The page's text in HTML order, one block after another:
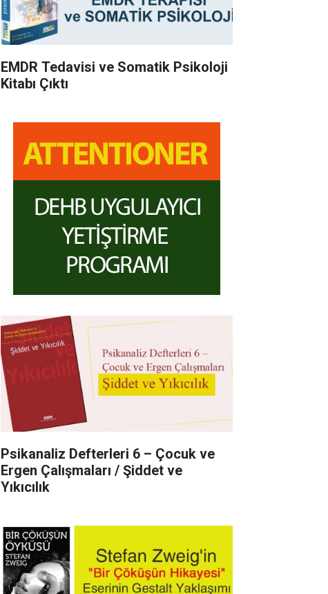
EMDR Tedavisi ve Somatik Psikoloji
Kitabı Çıktı
Psikanaliz Defterleri 6 – Çocuk ve
Ergen Çalışmaları / Şiddet ve
Yıkıcılık